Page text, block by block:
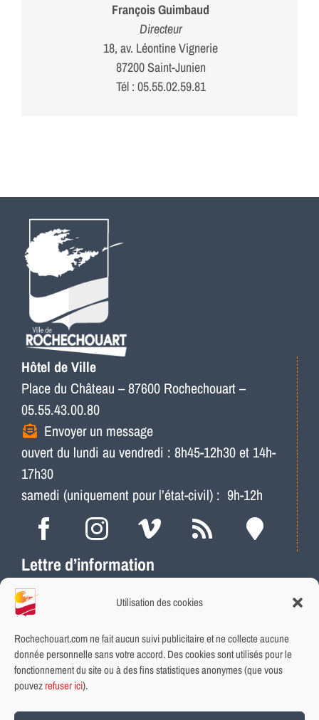
Utilisation des cookies
Rochechouart.com ne fait aucun suivi publicitaire et ne collecte aucune
donnée personnelle sans votre accord. Des cookies sont utilisés pour le
fonctionnement du site ou à des fins statistiques anonymes (que vous
pouvezrefuser ici).
François Guimbaud
Directeur
18, av. Léontine Vignerie
87200 Saint-Junien
Tél : 05.55.02.59.81
Hôtel de Ville
Place du Château – 87600 Rochechouart –
05.55.43.00.80
Envoyer un message
ouvert du lundi au vendredi : 8h45-12h30 et 14h-
17h30
samedi (uniquement pour l’état-civil) : 9h-12h
Lettre d’information
Actus, météo, travaux…
Ne ratez plus les infos locales
Abonnement rapide et gratuit
INSCRIVEZ-VOUS